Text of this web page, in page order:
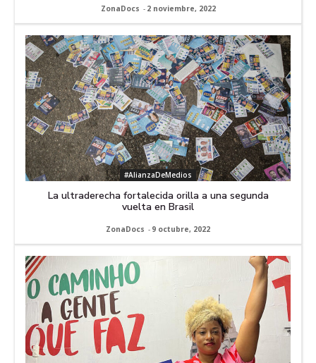
ZonaDocs - 2 noviembre, 2022
#AlianzaDeMedios
La ultraderecha fortalecida orilla a una segunda
vuelta en Brasil
ZonaDocs - 9 octubre, 2022